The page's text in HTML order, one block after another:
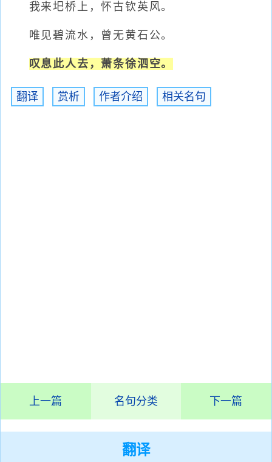
我来圯桥上，怀古钦英风。
唯见碧流水，曾无黄石公。
叹息此人去，萧条徐泗空。
翻译 赏析 作者介绍 相关名句
上一篇 名句分类 下一篇
翻译